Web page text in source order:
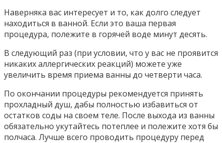
Наверняка вас интересует и то, как долго следует
находиться в ванной. Если это ваша первая
процедура, полежите в горячей воде минут десять.
В следующий раз (при условии, что у вас не проявится
никаких аллергических реакций) можете уже
увеличить время приема ванны до четверти часа.
По окончании процедуры рекомендуется принять
прохладный душ, дабы полностью избавиться от
остатков соды на своем теле. После выхода из ванны
обязательно укутайтесь потеплее и полежите хотя бы
полчаса. Лучше всего проводить процедуру перед